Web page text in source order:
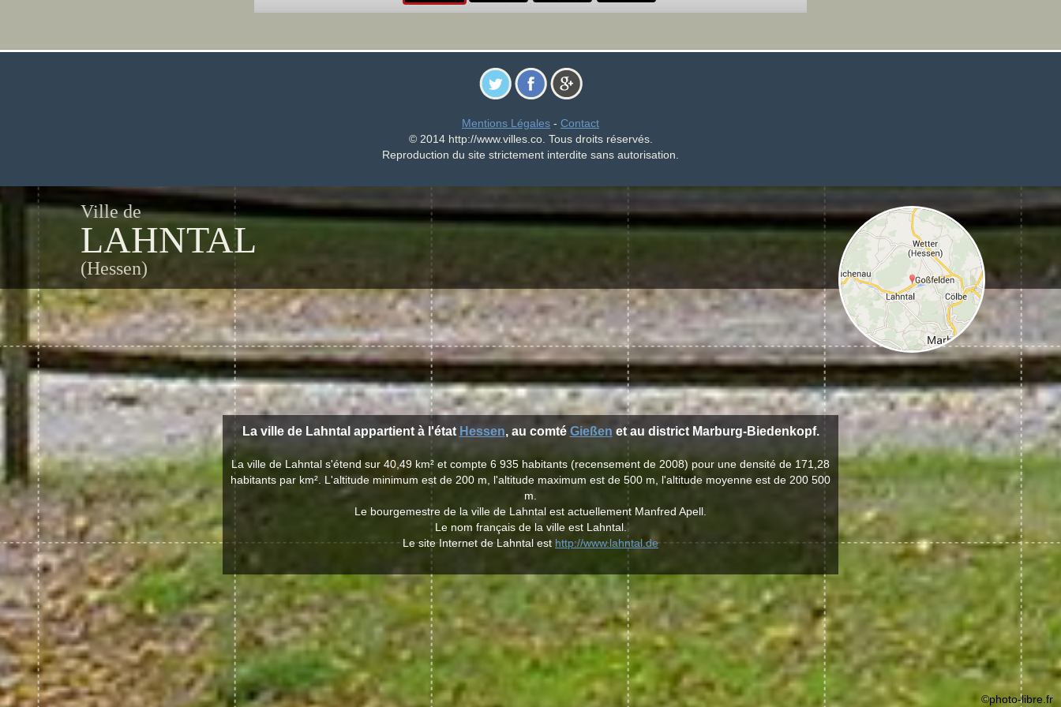
Mentions Légales - Contact
© 2014 http://www.villes.co. Tous droits réservés.
Reproduction du site strictement interdite sans autorisation.
Ville de
LAHNTAL
(Hessen)
La ville de Lahntal appartient à l'état Hessen, au comté Gießen et au district Marburg-Biedenkopf.
La ville de Lahntal s'étend sur 40,49 km² et compte 6 935 habitants (recensement de 2008) pour une densité de 171,28
habitants par km². L'altitude minimum est de 200 m, l'altitude maximum est de 500 m, l'altitude moyenne est de 200 500
m.
Le bourgemestre de la ville de Lahntal est actuellement Manfred Apell.
Le nom français de la ville est Lahntal.
Le site Internet de Lahntal est http://www.lahntal.de
©photo-libre.fr